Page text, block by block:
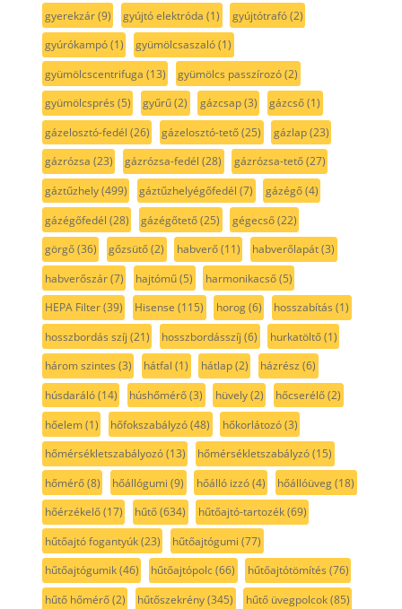
gyerekzár(9) gyújtó elektróda (1) gyújtótrafó(2)
gyúrókampó(1) gyümölcsaszaló(1)
gyümölcscentrifuga (13) gyümölcs passzírozó(2)
gyümölcsprés (5) gyűrű(2) gázcsap(3) gázcső(1)
gázelosztó-fedél (26) gázelosztó-tető(25) gázlap(23)
gázrózsa (23) gázrózsa-fedél (28) gázrózsa-tető(27)
gáztűzhely(499) gáztűzhelyégőfedél (7) gázégő(4)
gázégőfedél (28) gázégőtető(25) gégecső(22)
görgő(36) gőzsütő(2) habverő(11) habverőlapát(3)
habverőszár(7) hajtómű(5) harmonikacső(5)
HEPA Filter(39) Hisense (115) horog(6) hosszabítás (1)
hosszbordás szíj (21) hosszbordásszíj (6) hurkatöltő(1)
három szintes (3) hátfal (1) hátlap(2) házrész (6)
húsdaráló(14) húshőmérő(3) hüvely(2) hőcserélő(2)
hőelem(1) hőfokszabályzó(48) hőkorlátozó(3)
hőmérsékletszabályozó(13) hőmérsékletszabályzó(15)
hőmérő(8) hőállógumi (9) hőálló izzó(4) hőállóüveg(18)
hőérzékelő(17) hűtő(634) hűtőajtó-tartozék(69)
hűtőajtó fogantyúk(23) hűtőajtógumi (77)
hűtőajtógumik(46) hűtőajtópolc(66) hűtőajtótömítés (76)
hűtő hőmérő(2) hűtőszekrény(345) hűtő üvegpolcok(85)